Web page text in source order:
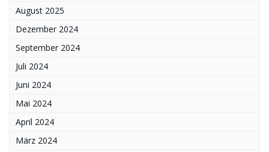
August 2025
Dezember 2024
September 2024
Juli 2024
Juni 2024
Mai 2024
April 2024
März 2024